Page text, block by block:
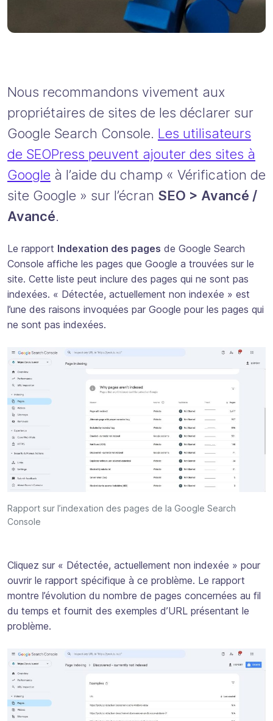
Nous recommandons vivement aux
propriétaires de sites de les déclarer sur
Google Search Console. Les utilisateurs
de SEOPress peuvent ajouter des sites à
Google à l’aide du champ « Vérification de
site Google » sur l’écran SEO > Avancé /
Avancé.
Le rapport Indexation des pages de Google Search
Console affiche les pages que Google a trouvées sur le
site. Cette liste peut inclure des pages qui ne sont pas
indexées. « Détectée, actuellement non indexée » est
l’une des raisons invoquées par Google pour les pages qui
ne sont pas indexées.
Rapport sur l’indexation des pages de la Google Search
Console
Cliquez sur « Détectée, actuellement non indexée » pour
ouvrir le rapport spécifique à ce problème. Le rapport
montre l’évolution du nombre de pages concernées au fil
du temps et fournit des exemples d’URL présentant le
problème.